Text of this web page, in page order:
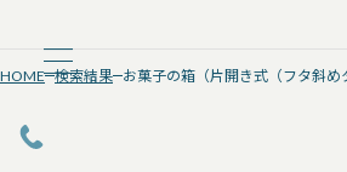
HOME 検索結果 お菓子の箱（片開き式（フタ斜め